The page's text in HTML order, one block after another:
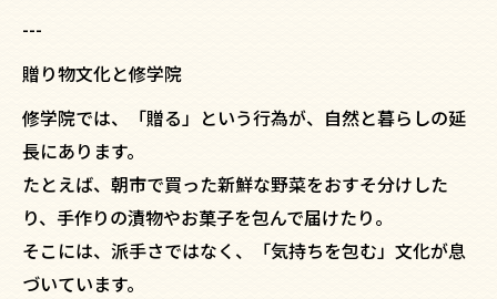
---
贈り物文化と修学院
修学院では、「贈る」という行為が、自然と暮らしの延
長にあります。
たとえば、朝市で買った新鮮な野菜をおすそ分けした
り、手作りの漬物やお菓子を包んで届けたり。
そこには、派手さではなく、「気持ちを包む」文化が息
づいています。